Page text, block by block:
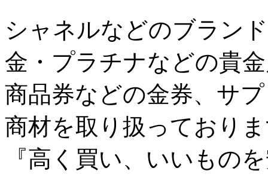
シャネルなどのブラン
金・プラチナなどの貴
商品券などの金券、サ
商材を取り扱っており
『高く買い、いいもの